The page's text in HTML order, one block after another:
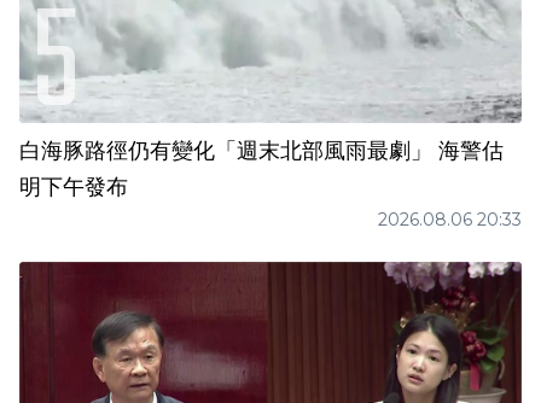
白海豚路徑仍有變化「週末北部風雨最劇」 海警估
明下午發布
2026.08.06 20:33